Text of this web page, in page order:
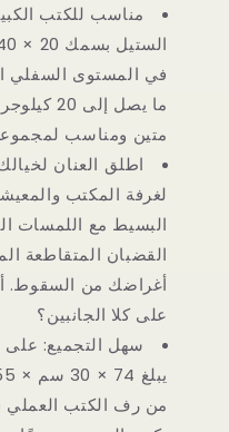
مناسب للكتب
في المستوى السفلي
ما يصل
متين ومناسب
اطلق العنان
لغرفة المكتب
البسيط مع اللمسات
القضبان المتقاطعة
أغراضك من السقوط.
على كلا الجانبين؟
سهل التجميع: على
من رف الكتب العملي